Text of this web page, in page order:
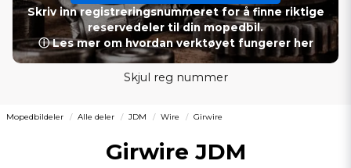
Skriv inn registreringsnummeret for å finne riktige
reservedeler til din mopedbil.
ⓘ Les mer om hvordan verktøyet fungerer her
Skjul reg nummer
Mopedbildeler Alle deler JDM Wire Girwire
Girwire JDM